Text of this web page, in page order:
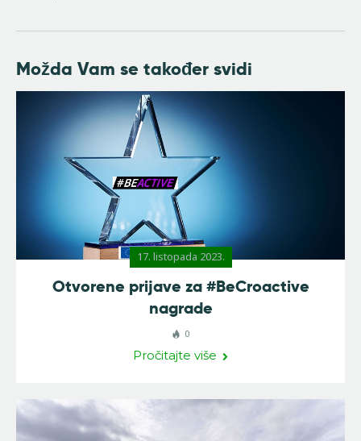
Možda Vam se također svidi
17. listopada 2023.
Otvorene prijave za #BeCroactive
nagrade
0
Pročitajte više